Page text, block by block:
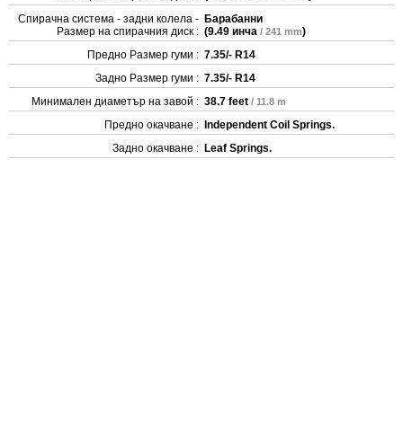
Спирачна система - задни колела -
Размер на спирачния диск :
Барабанни
(9.49 инча / 241 mm)
Предно Размер гуми : 7.35/- R14
Задно Размер гуми : 7.35/- R14
Минимален диаметър на завой : 38.7 feet / 11.8 m
Предно окачване :
Independent Coil Springs.
Задно окачване : Leaf Springs.